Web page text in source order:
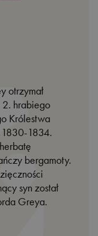
otrzymał
hrabiego
Królestwa
1834.
bergamoty.
syn został
Greya.